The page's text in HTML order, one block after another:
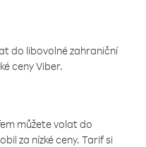
do libovolné zahraniční
ceny Viber.
můžete volat do
za nízké ceny. Tarif si